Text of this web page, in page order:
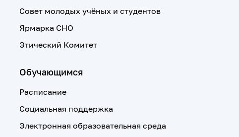
Совет молодых учёных и студентов
Ярмарка СНО
Этический Комитет
Обучающимся
Расписание
Социальная поддержка
Электронная образовательная среда